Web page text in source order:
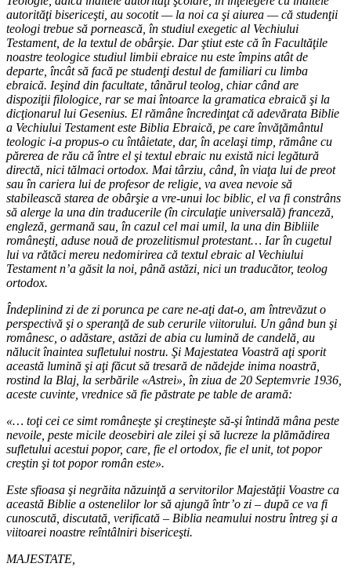
autorităţi bisericeşti, au socotit — la noi ca şi aiurea — că studenţii
teologi trebue să pornească, în studiul exegetic al Vechiului
Testament, de la textul de obârşie. Dar ştiut este că în Facultăţile
noastre teologice studiul limbii ebraice nu este împins atât de
departe, încât să facă pe studenţi destul de familiari cu limba
ebraică. Ieşind din facultate, tânărul teolog, chiar când are
dispoziţii filologice, rar se mai întoarce la gramatica ebraică şi la
dicţionarul lui Gesenius. El rămâne încredinţat că adevărata Biblie
a Vechiului Testament este Biblia Ebraică, pe care învăţământul
teologic i-a propus-o cu întâietate, dar, în acelaşi timp, rămâne cu
părerea de rău că între el şi textul ebraic nu există nici legătură
directă, nici tălmaci ortodox. Mai târziu, când, în viaţa lui de preot
sau în cariera lui de profesor de religie, va avea nevoie să
stabilească starea de obârşie a vre-unui loc biblic, el va fi constrâns
să alerge la una din traducerile (în circulaţie universală) franceză,
engleză, germană sau, în cazul cel mai umil, la una din Bibliile
româneşti, aduse nouă de prozelitismul protestant… Iar în cugetul
lui va rătăci mereu nedomirirea că textul ebraic al Vechiului
Testament n’a găsit la noi, până astăzi, nici un traducător, teolog
ortodox.
Îndeplinind zi de zi porunca pe care ne-aţi dat-o, am întrevăzut o
perspectivă şi o speranţă de sub cerurile viitorului. Un gând bun şi
românesc, o adăstare, astăzi de abia cu lumină de candelă, au
nălucit înaintea sufletului nostru. Şi Majestatea Voastră aţi sporit
această lumină şi aţi făcut să tresară de nădejde inima noastră,
rostind la Blaj, la serbările «Astrei», în ziua de 20 Septemvrie 1936,
aceste cuvinte, vrednice să fie păstrate pe table de aramă:
«… toţi cei ce simt româneşte şi creştineşte să-şi întindă mâna peste
nevoile, peste micile deosebiri ale zilei şi să lucreze la plămădirea
sufletului acestui popor, care, fie el ortodox, fie el unit, tot popor
creştin şi tot popor român este».
Este sfioasa şi negrăita năzuinţă a servitorilor Majestăţii Voastre ca
această Biblie a ostenelilor lor să ajungă într’o zi – după ce va fi
cunoscută, discutată, verificată – Biblia neamului nostru întreg şi a
viitoarei noastre reîntâlniri bisericeşti.
MAJESTATE,